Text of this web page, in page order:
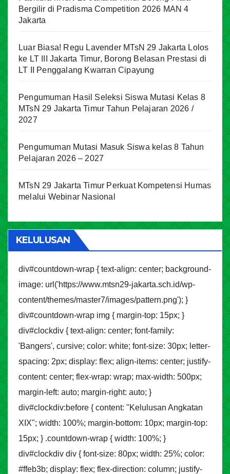
Bergilir di Pradisma Competition 2026 MAN 4
Jakarta
Luar Biasa! Regu Lavender MTsN 29 Jakarta Lolos
ke LT III Jakarta Timur, Borong Belasan Prestasi di
LT II Penggalang Kwarran Cipayung
Pengumuman Hasil Seleksi Siswa Mutasi Kelas 8
MTsN 29 Jakarta Timur Tahun Pelajaran 2026 /
2027
Pengumuman Mutasi Masuk Siswa kelas 8 Tahun
Pelajaran 2026 – 2027
MTsN 29 Jakarta Timur Perkuat Kompetensi Humas
melalui Webinar Nasional
KELULUSAN
div#countdown-wrap { text-align: center; background-
image: url('https://www.mtsn29-jakarta.sch.id/wp-
content/themes/master7/images/pattern.png'); }
div#countdown-wrap img { margin-top: 15px; }
div#clockdiv { text-align: center; font-family:
'Bangers', cursive; color: white; font-size: 30px; letter-
spacing: 2px; display: flex; align-items: center; justify-
content: center; flex-wrap: wrap; max-width: 500px;
margin-left: auto; margin-right: auto; }
div#clockdiv:before { content: "Kelulusan Angkatan
XIX"; width: 100%; margin-bottom: 10px; margin-top:
15px; } .countdown-wrap { width: 100%; }
div#clockdiv div { font-size: 80px; width: 25%; color:
#ffeb3b; display: flex; flex-direction: column; justify-